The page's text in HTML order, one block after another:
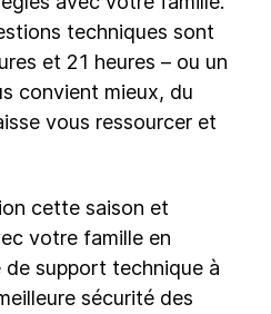
techniques sont
et 21 heures – ou un
convient mieux, du
vous ressourcer et
cette saison et
votre famille en
support technique à
sécurité des